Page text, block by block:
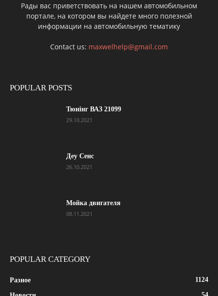
Рады вас приветствовать на нашем автомобильном
портале, на котором вы найдете много полезной
информации на автомобильную тематику
Contact us: maxwelhelp@gmail.com
POPULAR POSTS
Тюнінг ВАЗ 21099
29.10.2021
Деу Сенс
26.10.2021
Мойка двигателя
08.11.2021
POPULAR CATEGORY
Разное 1124